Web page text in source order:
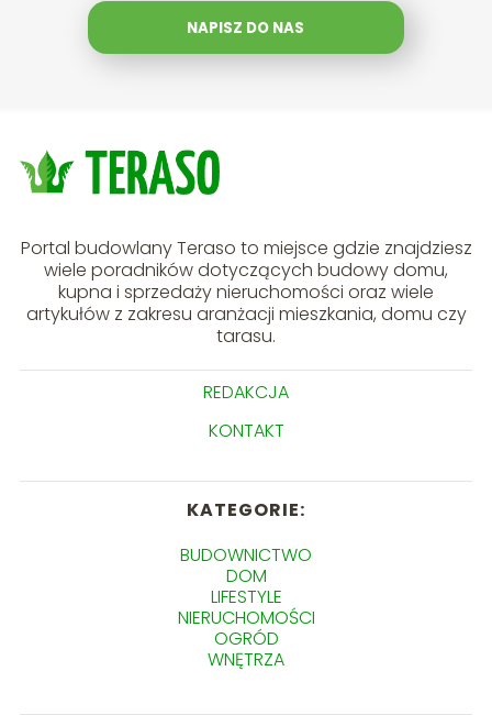
NAPISZ DO NAS
Portal budowlany Teraso to miejsce gdzie znajdziesz
wiele poradników dotyczących budowy domu,
kupna i sprzedaży nieruchomości oraz wiele
artykułów z zakresu aranżacji mieszkania, domu czy
tarasu.
REDAKCJA
KONTAKT
KATEGORIE:
BUDOWNICTWO
DOM
LIFESTYLE
NIERUCHOMOŚCI
OGRÓD
WNĘTRZA